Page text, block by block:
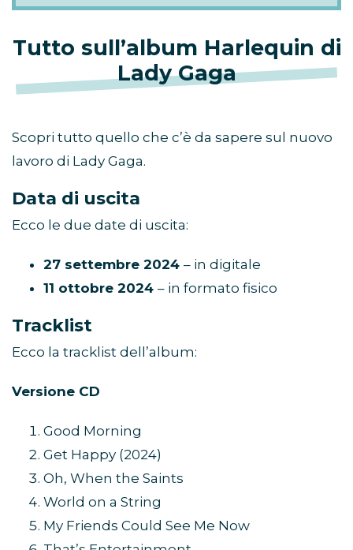
Tutto sull’album Harlequin di
Lady Gaga
Scopri tutto quello che c’è da sapere sul nuovo
lavoro di Lady Gaga.
Data di uscita
Ecco le due date di uscita:
27 settembre 2024 – in digitale
11 ottobre 2024 – in formato fisico
Tracklist
Ecco la tracklist dell’album:
Versione CD
Good Morning
Get Happy (2024)
Oh, When the Saints
World on a String
My Friends Could See Me Now